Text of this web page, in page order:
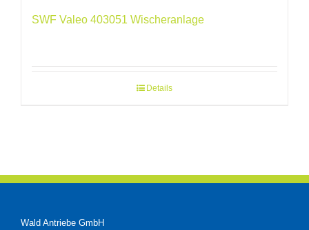
SWF Valeo 403051 Wischeranlage
Details
Wald Antriebe GmbH